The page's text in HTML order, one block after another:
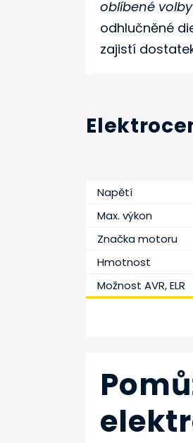
oblíbené
odhlučněné
zajistí
Napětí
Max. výkon
Značka motoru
Hmotnost
Možnost AVR, ELR